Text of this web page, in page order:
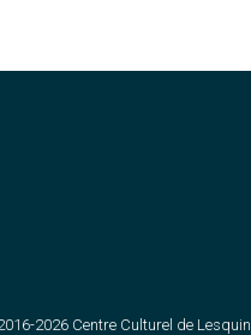
2026 Centre Culturel de Lesquin